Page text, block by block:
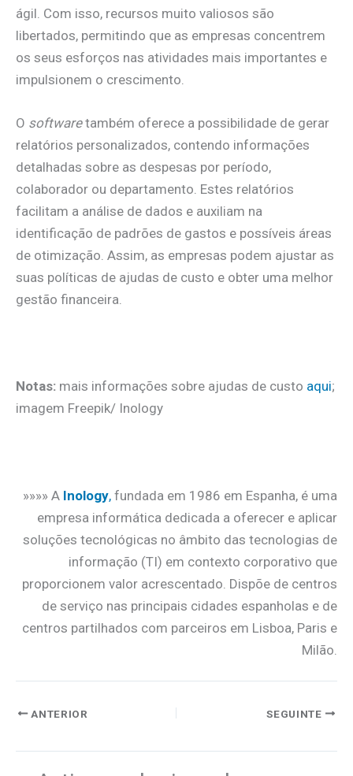
ágil. Com isso, recursos muito valiosos são
libertados, permitindo que as empresas concentrem
os seus esforços nas atividades mais importantes e
impulsionem o crescimento.
O softwaretambém oferece a possibilidade de gerar
relatórios personalizados, contendo informações
detalhadas sobre as despesas por período,
colaborador ou departamento. Estes relatórios
facilitam a análise de dados e auxiliam na
identificação de padrões de gastos e possíveis áreas
de otimização. Assim, as empresas podem ajustar as
suas políticas de ajudas de custo e obter uma melhor
gestão financeira.
Notas: mais informações sobre ajudas de custo aqui;
imagem Freepik/ Inology
»»»» A Inology, fundada em 1986 em Espanha, é uma
empresa informática dedicada a oferecer e aplicar
soluções tecnológicas no âmbito das tecnologias de
informação (TI) em contexto corporativo que
proporcionem valor acrescentado. Dispõe de centros
de serviço nas principais cidades espanholas e de
centros partilhados com parceiros em Lisboa, Paris e
Milão.
ANTERIOR SEGUINTE